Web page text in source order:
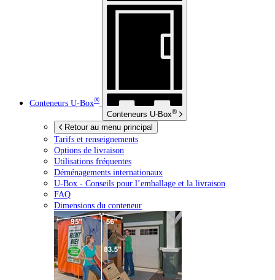
Conteneurs U-Box®
Conteneurs U-Box®
Retour au menu principal
Tarifs et renseignements
Options de livraison
Utilisations fréquentes
Déménagements internationaux
U-Box - Conseils pour l’emballage et la livraison
FAQ
Dimensions du conteneur